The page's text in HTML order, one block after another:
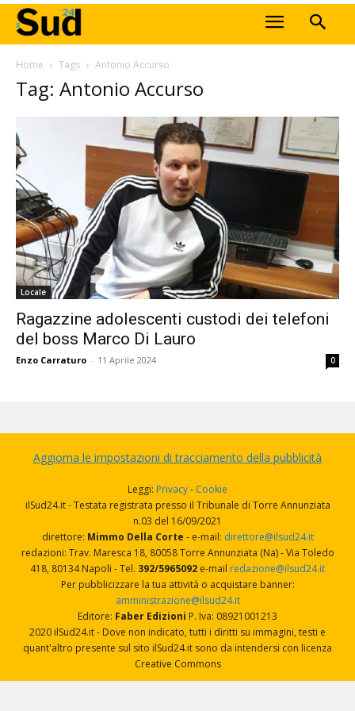
Home Tags Antonio Accurso
Tag: Antonio Accurso
Locale
Ragazzine adolescenti custodi dei telefoni
del boss Marco Di Lauro
Enzo Carraturo - 11 Aprile 2024 0
Aggiorna le impostazioni di tracciamento della pubblicità
Leggi: Privacy- Cookie
ilSud24.it - Testata registrata presso il Tribunale di Torre Annunziata
n.03 del 16/09/2021
direttore: Mimmo Della Corte - e-mail: direttore@ilsud24.it
redazioni: Trav. Maresca 18, 80058 Torre Annunziata (Na) - Via Toledo
418, 80134 Napoli - Tel. 392/5965092 e-mail redazione@ilsud24.it
Per pubblicizzare la tua attività o acquistare banner:
amministrazione@ilsud24.it
Editore: Faber Edizioni P. Iva: 08921001213
2020 ilSud24.it - Dove non indicato, tutti i diritti su immagini, testi e
quant'altro presente sul sito ilSud24.it sono da intendersi con licenza
Creative Commons